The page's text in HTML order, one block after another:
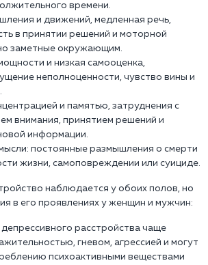
времени.
и движений, медленная речь,
в принятии решений и моторной
заметные окружающим.
и низкая самооценка,
неполноценности, чувство вины и
и памятью, затруднения с
внимания, принятием решений и
информации.
постоянные размышления о смерти
жизни, самоповреждении или суициде.
наблюдается у обоих полов, но
в его проявлениях у женщин и мужчин:
расстройства чаще
гневом, агрессией и могут
психоактивными веществами